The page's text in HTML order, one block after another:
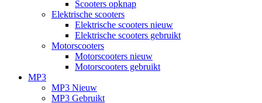
Scooters opknap
Elektrische scooters
Elektrische scooters nieuw
Elektrische scooters gebruikt
Motorscooters
Motorscooters nieuw
Motorscooters gebruikt
MP3
MP3 Nieuw
MP3 Gebruikt